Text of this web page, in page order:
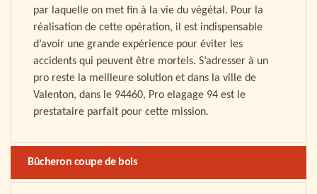
par laquelle on met fin à la vie du végétal. Pour la
réalisation de cette opération, il est indispensable
d’avoir une grande expérience pour éviter les
accidents qui peuvent être mortels. S’adresser à un
pro reste la meilleure solution et dans la ville de
Valenton, dans le 94460, Pro elagage 94 est le
prestataire parfait pour cette mission.
Bûcheron coupe de bois